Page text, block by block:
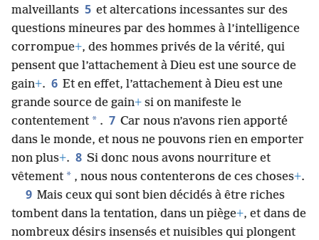
malveillants 5 et altercations incessantes sur des
questions mineures par des hommes à l’intelligence
corrompue+, des hommes privés de la vérité, qui
pensent que l’attachement à Dieu est une source de
gain+. 6 Et en effet, l’attachement à Dieu est une
grande source de gain+ si on manifeste le
contentement * . 7 Car nous n’avons rien apporté
dans le monde, et nous ne pouvons rien en emporter
non plus+. 8 Si donc nous avons nourriture et
vêtement * , nous nous contenterons de ces choses+.
9 Mais ceux qui sont bien décidés à être riches
tombent dans la tentation, dans un piège+, et dans de
nombreux désirs insensés et nuisibles qui plongent